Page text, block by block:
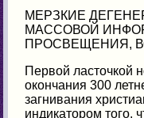
МЕРЗКИЕ
МАССОВОЙ
ПРОСВЕЩЕНИЯ,
Первой ласточкой
окончания 300
загнивания
индикатором того,